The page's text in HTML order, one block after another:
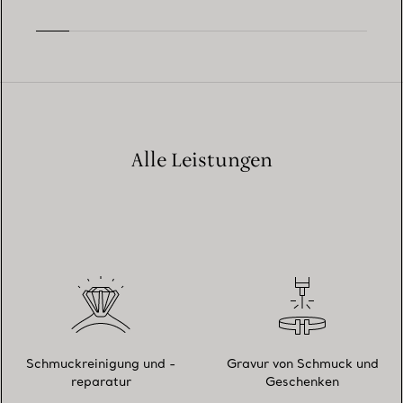
Alle Leistungen
Schmuckreinigung und -
reparatur
Gravur von Schmuck und
Geschenken